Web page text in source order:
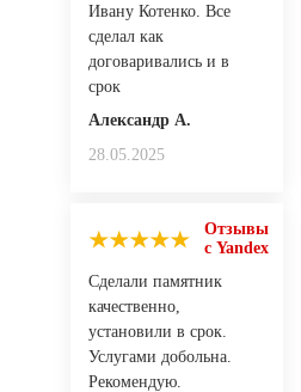
Ивану Котенко. Все
сделал как
договаривались и в
срок
Александр А.
28.05.2025
Отзывы
с Yandex
Сделали памятник
качественно,
установили в срок.
Услугами добольна.
Рекомендую.